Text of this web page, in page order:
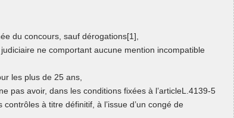
du concours, sauf dérogations[1],
ne comportant aucune mention incompatible
les plus de 25 ans,
pas avoir, dans les conditions fixées à l’articleL.4139-5
à titre définitif, à l’issue d’un congé de